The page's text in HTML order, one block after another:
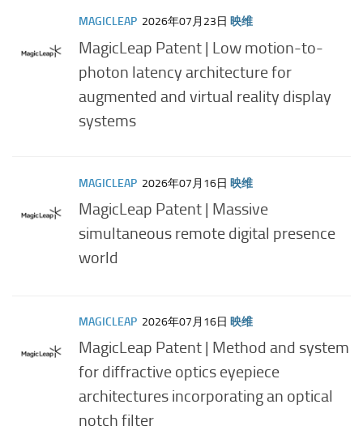
MAGICLEAP 2026年07月23日 映维
MagicLeap Patent | Low motion-to-
photon latency architecture for
augmented and virtual reality display
systems
MAGICLEAP 2026年07月16日 映维
MagicLeap Patent | Massive
simultaneous remote digital presence
world
MAGICLEAP 2026年07月16日 映维
MagicLeap Patent | Method and system
for diffractive optics eyepiece
architectures incorporating an optical
notch filter